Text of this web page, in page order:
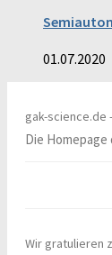
01.07.2020
gak-science.de
Die
Wir gratulieren